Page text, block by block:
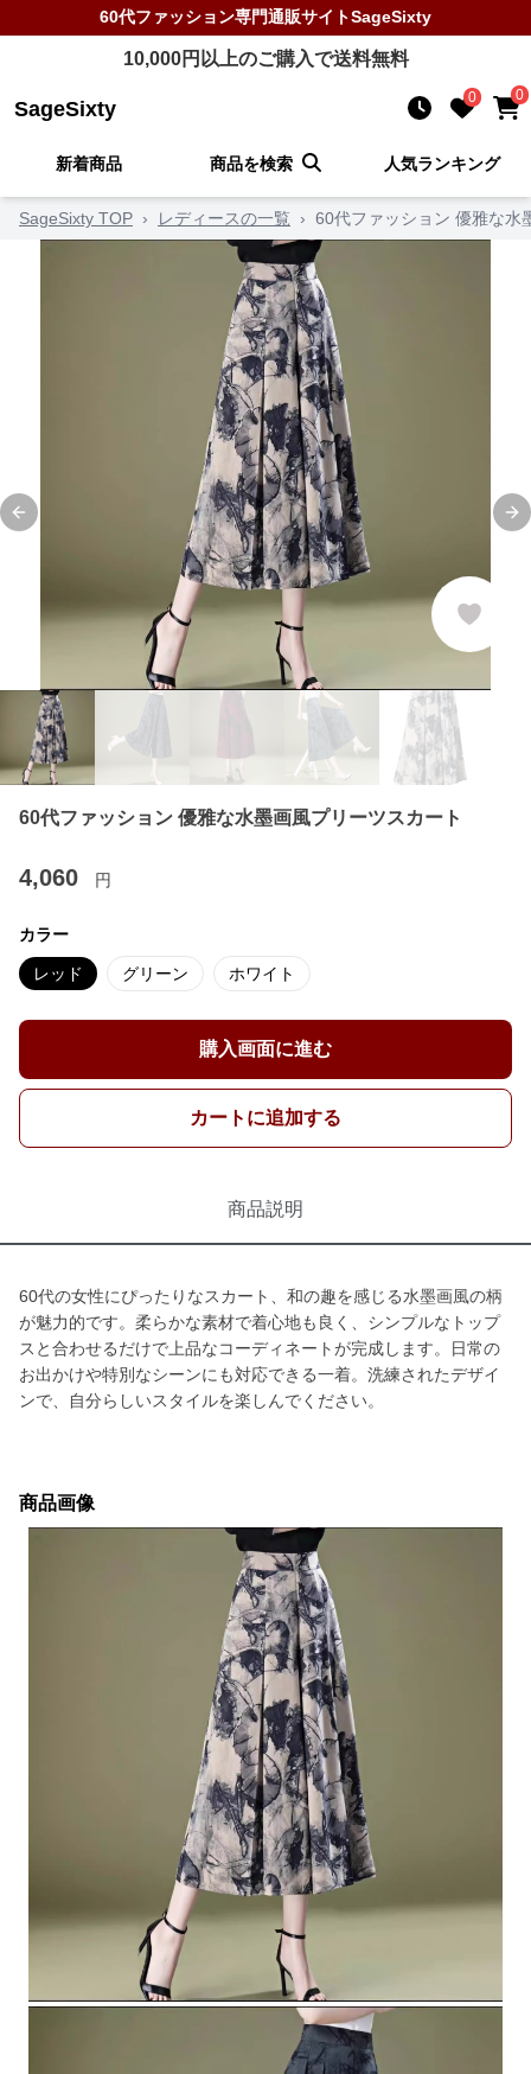
60代ファッション専門通販サイトSageSixty
10,000円以上のご購入で送料無料
SageSixty 0 0
新着商品 商品を検索 人気ランキング
SageSixty TOP › レディースの一覧 › 60代ファッション 優雅な水
Previous slide
60代ファッション 優雅な水墨画風プリーツスカート
4,060 円
カラー
レッド グリーン ホワイト
購入画面に進む
カートに追加する
商品説明
60代の女性にぴったりなスカート、和の趣を感じる水墨画風の柄
が魅力的です。柔らかな素材で着心地も良く、シンプルなトップ
スと合わせるだけで上品なコーディネートが完成します。日常の
お出かけや特別なシーンにも対応できる一着。洗練されたデザイ
ンで、自分らしいスタイルを楽しんでください。
商品画像